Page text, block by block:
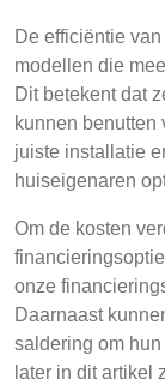
De efficiëntie
modellen die
Dit betekent dat
kunnen benutten
juiste installatie
huiseigenaren
Om de kosten
onze
Daarnaast
saldering om
later in dit artikel